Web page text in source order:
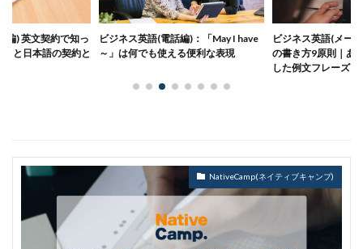
編) 英文契約で知っ
と日本語の契約と
ビジネス英語(電話編)：「May I have
～」は何でも使える便利な表現
ビジネス英語(メー
の書き方9原則｜あ
した例文フレーズま
NativeCamp(ネイティブキャンプ)